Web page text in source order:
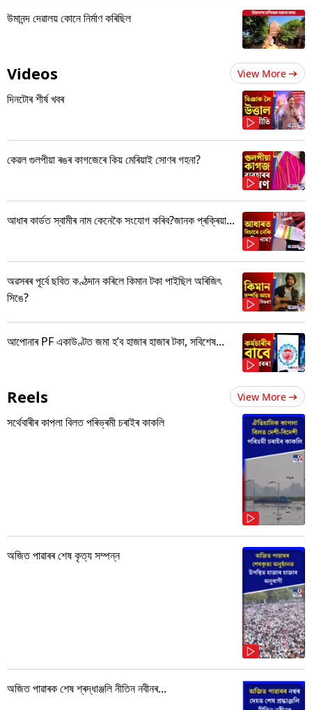
উমানন্দ দেৱালয় কোনে নিৰ্মাণ কৰিছিল
Videos View More
দিনটোৰ শীৰ্ষ খবৰ
কেৱল গুলপীয়া ৰঙৰ কাগজেৰে কিয় মেৰিয়াই সোণৰ গহনা?
আধাৰ কাৰ্ডত স্বামীৰ নাম কেনেকৈ সংযোগ কৰিব?জানক প্ৰক্ৰিয়া...
অৱসৰৰ পূৰ্বে ছবিত কণ্ঠদান কৰিলে কিমান টকা পাইছিল অৰিজিৎ
সিঙে?
আপোনাৰ PF একাউণ্টত জমা হ’ব হাজাৰ হাজাৰ টকা, সবিশেষ...
Reels View More
সৰ্থেবাৰীৰ কাপলা বিলত পৰিভ্ৰমী চৰাইৰ কাকলি
অজিত পাৱাৰৰ শেষ কৃত্য সম্পন্ন
অজিত পাৱাৰক শেষ শ্ৰদ্ধাঞ্জলি নীতিন নবীনৰ...